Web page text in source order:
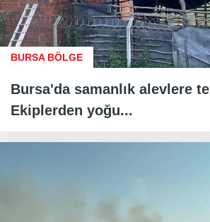
BURSA BÖLGE
Bursa'da samanlık alevlere
Ekiplerden yoğu...